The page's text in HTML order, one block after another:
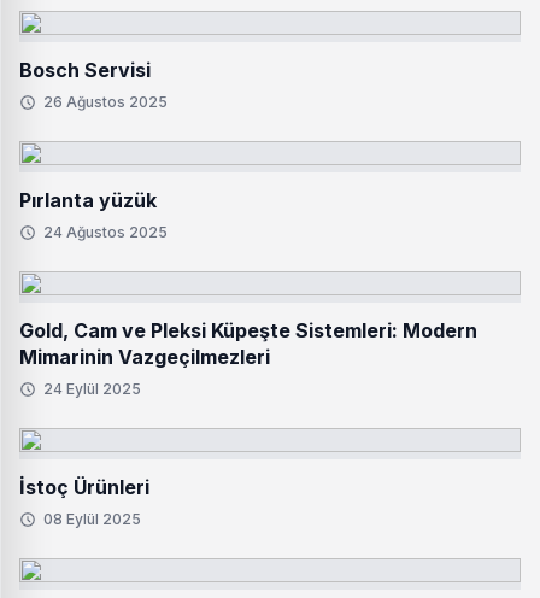
Bosch Servisi
26 Ağustos 2025
Pırlanta yüzük
24 Ağustos 2025
Gold, Cam ve Pleksi Küpeşte Sistemleri: Modern
Mimarinin Vazgeçilmezleri
24 Eylül 2025
İstoç Ürünleri
08 Eylül 2025